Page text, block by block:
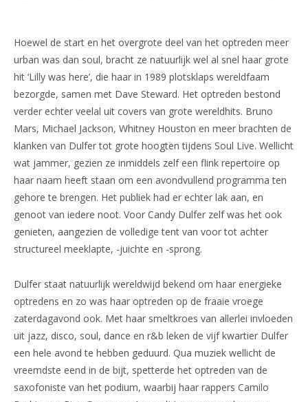
Hoewel de start en het overgrote deel van het optreden meer
urban was dan soul, bracht ze natuurlijk wel al snel haar grote
hit ‘Lilly was here’, die haar in 1989 plotsklaps wereldfaam
bezorgde, samen met Dave Steward. Het optreden bestond
verder echter veelal uit covers van grote wereldhits. Bruno
Mars, Michael Jackson, Whitney Houston en meer brachten de
klanken van Dulfer tot grote hoogten tijdens Soul Live. Wellicht
wat jammer, gezien ze inmiddels zelf een flink repertoire op
haar naam heeft staan om een avondvullend programma ten
gehore te brengen. Het publiek had er echter lak aan, en
genoot van iedere noot. Voor Candy Dulfer zelf was het ook
genieten, aangezien de volledige tent van voor tot achter
structureel meeklapte, -juichte en -sprong.
Dulfer staat natuurlijk wereldwijd bekend om haar energieke
optredens en zo was haar optreden op de fraaie vroege
zaterdagavond ook. Met haar smeltkroes van allerlei invloeden
uit jazz, disco, soul, dance en r&b leken de vijf kwartier Dulfer
een hele avond te hebben geduurd. Qua muziek wellicht de
vreemdste eend in de bijt, spetterde het optreden van de
saxofoniste van het podium, waarbij haar rappers Camilo